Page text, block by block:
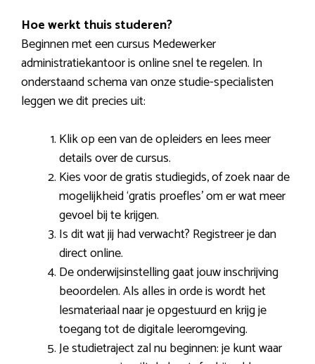
Hoe werkt thuis studeren?
Beginnen met een cursus Medewerker
administratiekantoor is online snel te regelen. In
onderstaand schema van onze studie-specialisten
leggen we dit precies uit:
Klik op een van de opleiders en lees meer
details over de cursus.
Kies voor de gratis studiegids, of zoek naar de
mogelijkheid ‘gratis proefles’ om er wat meer
gevoel bij te krijgen.
Is dit wat jij had verwacht? Registreer je dan
direct online.
De onderwijsinstelling gaat jouw inschrijving
beoordelen. Als alles in orde is wordt het
lesmateriaal naar je opgestuurd en krijg je
toegang tot de digitale leeromgeving.
Je studietraject zal nu beginnen: je kunt waar